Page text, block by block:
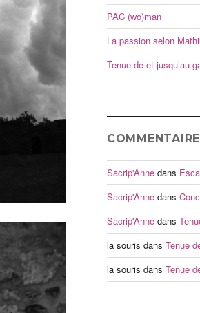
PAC (wo)man
La passion selon
Tenue de et jusqu’au
Sacrip'Annedans
Sacrip'Annedans
Sacrip'Annedans
la souris dans Tenue
la souris dans Tenue